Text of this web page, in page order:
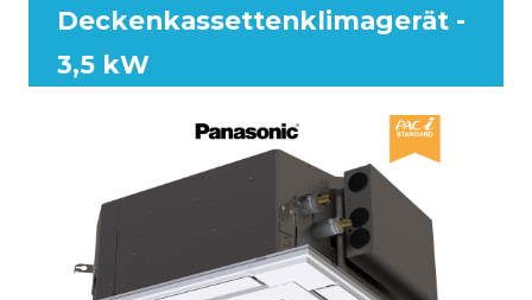
Deckenkassettenklimagerät -
3,5 kW